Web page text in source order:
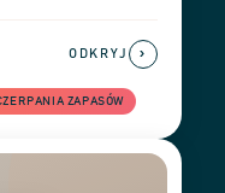
ZAPASÓW
ODKRYJ ›